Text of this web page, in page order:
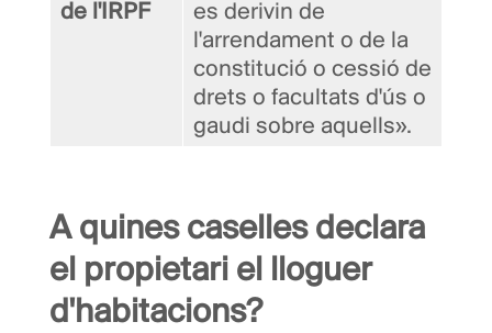
de l'IRPF
es derivin de
l'arrendament o de la
constitució o cessió de
drets o facultats d'ús o
gaudi sobre aquells».
A quines caselles declara
el propietari el lloguer
d'habitacions?